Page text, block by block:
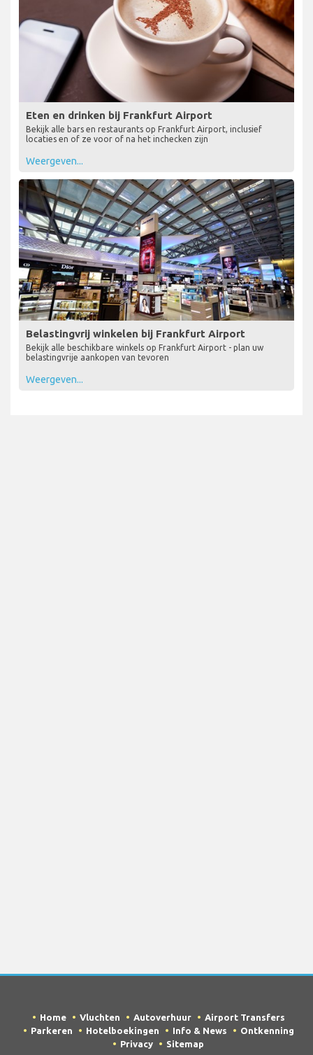
Eten en drinken bij Frankfurt Airport
Bekijk alle bars en restaurants op Frankfurt Airport, inclusief
locaties en of ze voor of na het inchecken zijn
Weergeven...
Belastingvrij winkelen bij Frankfurt Airport
Bekijk alle beschikbare winkels op Frankfurt Airport - plan uw
belastingvrije aankopen van tevoren
Weergeven...
Home Vluchten Autoverhuur
Airport Transfers
Parkeren
Hotelboekingen Info & News
Ontkenning
Privacy
Sitemap